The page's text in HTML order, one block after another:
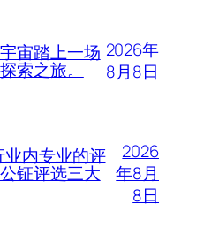
宙踏上一场
索之旅。
2026年
8月8日
内专业的评
钲评选三大
2026
年8月
8日